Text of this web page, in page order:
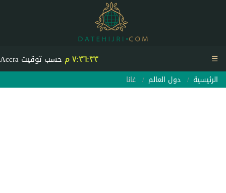
٧:٣٦:٣٣ م حسب توقيت Accra ☰
الرئيسية دول العالم غانا